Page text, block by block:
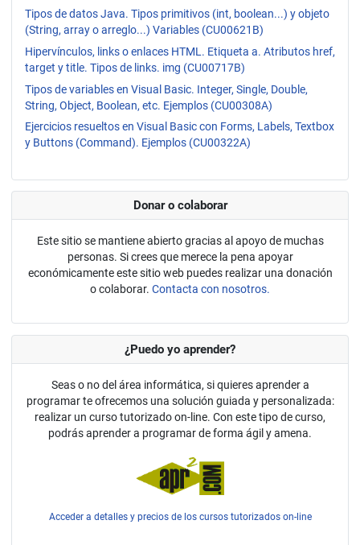
Tipos de datos Java. Tipos primitivos (int, boolean...) y objeto
(String, array o arreglo...) Variables (CU00621B)
Hipervínculos, links o enlaces HTML. Etiqueta a. Atributos href,
target y title. Tipos de links. img (CU00717B)
Tipos de variables en Visual Basic. Integer, Single, Double,
String, Object, Boolean, etc. Ejemplos (CU00308A)
Ejercicios resueltos en Visual Basic con Forms, Labels, Textbox
y Buttons (Command). Ejemplos (CU00322A)
Donar o colaborar
Este sitio se mantiene abierto gracias al apoyo de muchas
personas. Si crees que merece la pena apoyar
económicamente este sitio web puedes realizar una donación
o colaborar. Contacta con nosotros.
¿Puedo yo aprender?
Seas o no del área informática, si quieres aprender a
programar te ofrecemos una solución guiada y personalizada:
realizar un curso tutorizado on-line. Con este tipo de curso,
podrás aprender a programar de forma ágil y amena.
Acceder a detalles y precios de los cursos tutorizados on-line